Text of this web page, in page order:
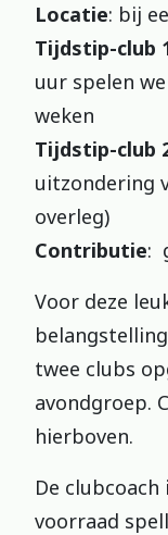
Locatie: bij
Tijdstip-club
uur spelen
weken
Tijdstip-club
uitzondering
overleg)
Contributie:
Voor deze
twee clubs
avondgroep.
hierboven.
De
voorraad